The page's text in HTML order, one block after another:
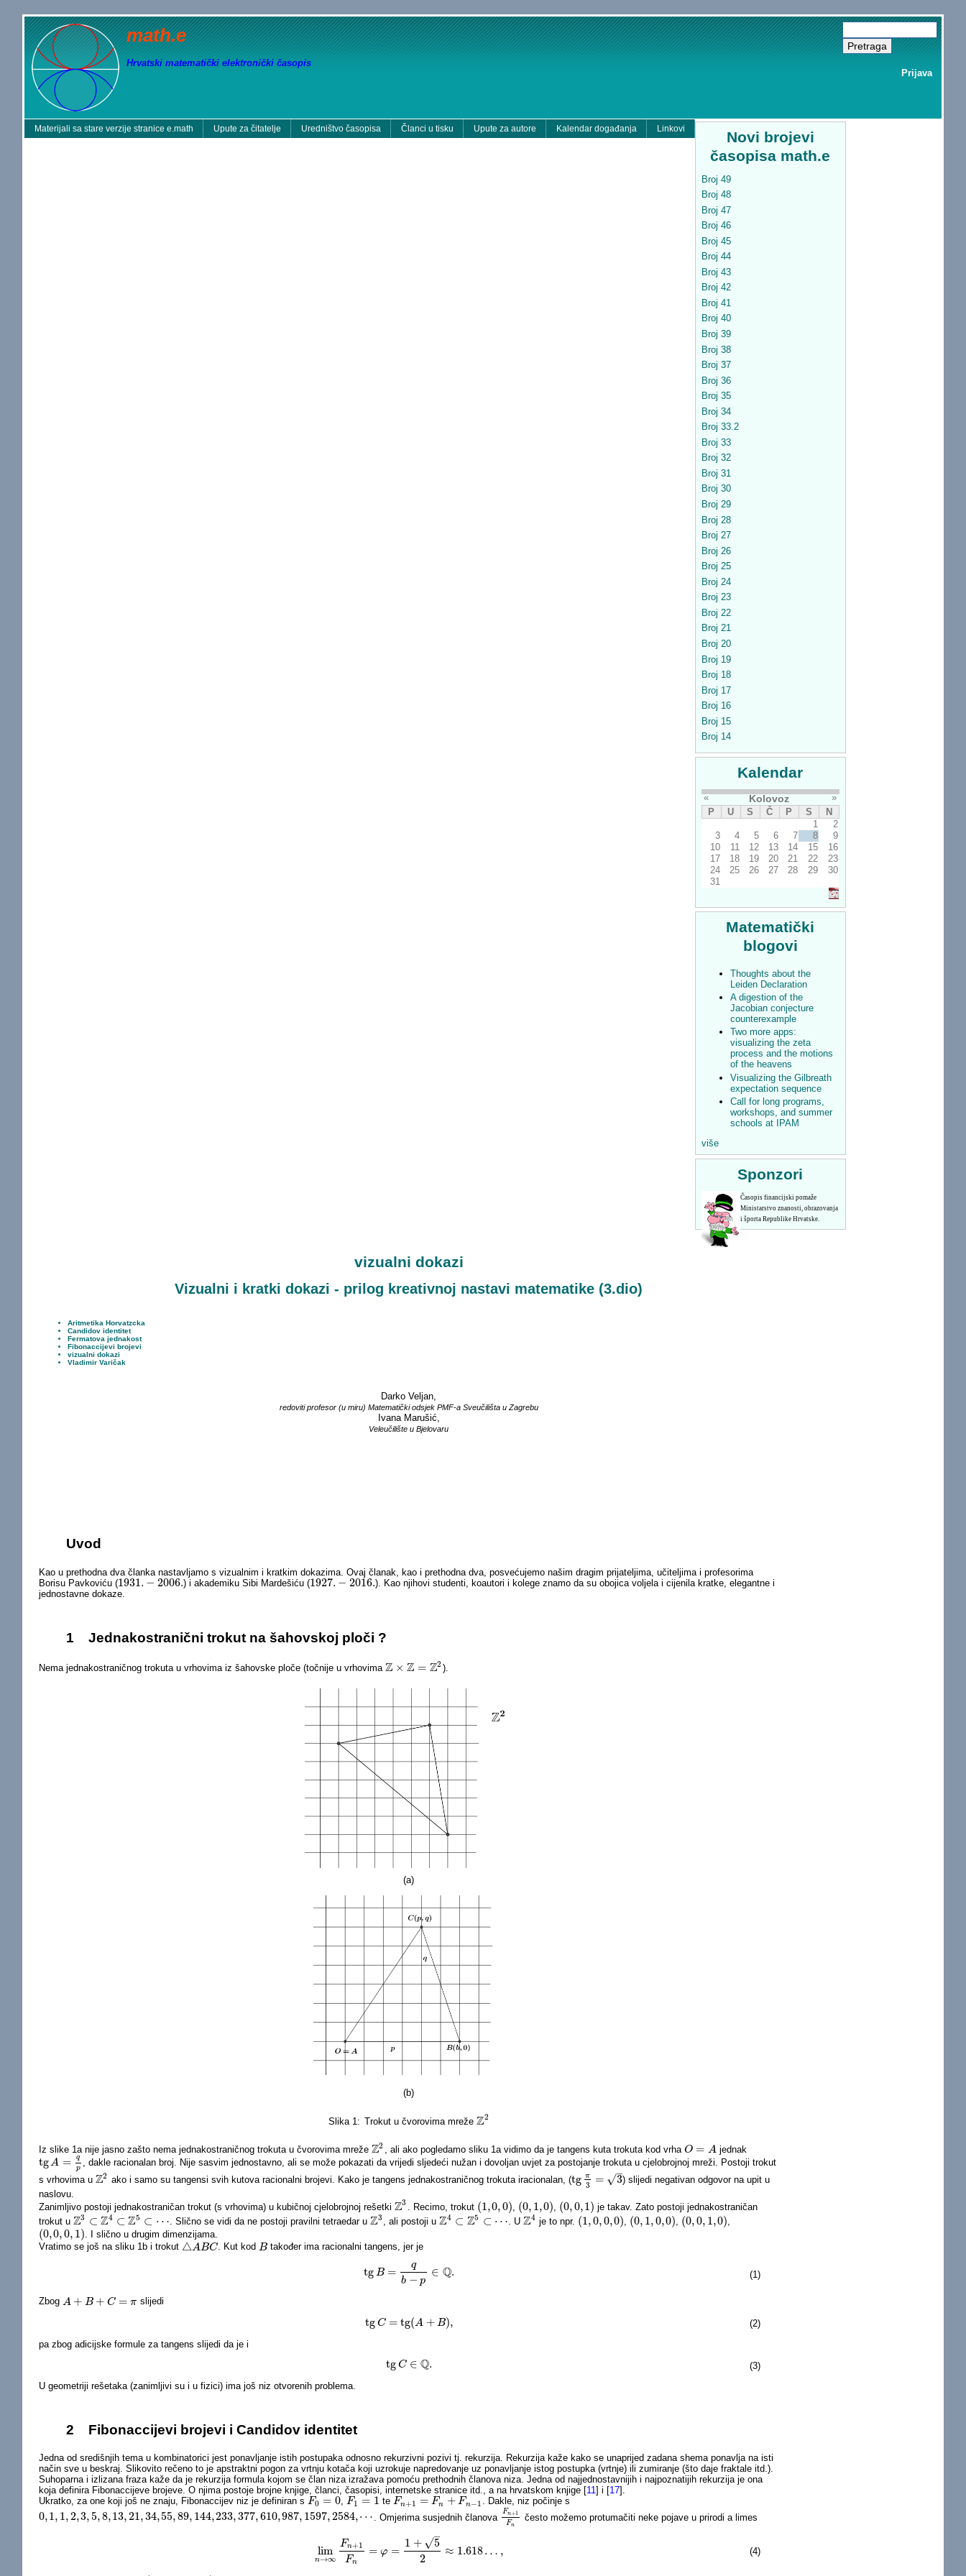
math.e
Hrvatski matematički elektronički časopis
Prijava
Materijali sa stare verzije stranice e.math Upute za čitatelje Uredništvo časopisa Članci u tisku Upute za autore Kalendar događanja Linkovi
Novi brojevi
časopisa math.e
Broj 49
Broj 48
Broj 47
Broj 46
Broj 45
Broj 44
Broj 43
Broj 42
Broj 41
Broj 40
Broj 39
Broj 38
Broj 37
Broj 36
Broj 35
Broj 34
Broj 33.2
Broj 33
Broj 32
Broj 31
Broj 30
Broj 29
Broj 28
Broj 27
Broj 26
Broj 25
Broj 24
Broj 23
Broj 22
Broj 21
Broj 20
Broj 19
Broj 18
Broj 17
Broj 16
Broj 15
Broj 14
Kalendar
« Kolovoz
»
P
U S Č P S
N
1
2
3
4 5 6 7 8
9
10
11 12 13 14 15
16
17
18 19 20 21 22
23
24
25 26 27 28 29
30
31
Matematički
blogovi
Thoughts about the
Leiden Declaration
A digestion of the
Jacobian conjecture
counterexample
Two more apps:
visualizing the zeta
process and the motions
of the heavens
Visualizing the Gilbreath
expectation sequence
Call for long programs,
workshops, and summer
schools at IPAM
više
Sponzori
Časopis financijski pomaže
Ministarstvo znanosti, obrazovanja
i športa Republike Hrvatske.
vizualni dokazi
Vizualni i kratki dokazi - prilog kreativnoj nastavi matematike (3.dio)
Aritmetika Horvatzcka
Candidov identitet
Fermatova jednakost
Fibonaccijevi brojevi
vizualni dokazi
Vladimir Varičak
Darko Veljan,
redoviti profesor (u miru) Matematički odsjek PMF-a Sveučilišta u Zagrebu
Ivana Marušić,
Veleučilište u Bjelovaru
Uvod
Kao u prethodna dva članka nastavljamo s vizualnim i kratkim dokazima. Ovaj članak, kao i prethodna dva, posvećujemo našim dragim prijateljima, učiteljima i profesorima
Borisu Pavkoviću (1931. − 2006.
1931.− 2006. ) i akademiku Sibi Mardešiću (1927. − 2016.
1927.− 2016.
). Kao njihovi studenti, koautori i kolege znamo da su obojica voljela i cijenila kratke, elegantne i
jednostavne dokaze.
1 Jednakostranični trokut na šahovskoj ploči ?
Nema jednakostraničnog trokuta u vrhovima iz šahovske ploče (točnije u vrhovima Z × Z = Z2
Z× Z=Z2 ).
(a)
(b)
Slika 1: Trokut u čvorovima mreže Z2
Z2
Iz slike 1a nije jasno zašto nema jednakostraničnog trokuta u čvorovima mreže Z2
Z2 , ali ako pogledamo sliku 1a vidimo da je tangens kuta trokuta kod vrha O = A
O=A jednak
tgA =
q
p
tgA=qp
, dakle racionalan broj. Nije sasvim jednostavno, ali se može pokazati da vrijedi sljedeći nužan i dovoljan uvjet za postojanje trokuta u cjelobrojnoj mreži. Postoji trokut
s vrhovima u Z2
Z2 ako i samo su tangensi svih kutova racionalni brojevi. Kako je tangens jednakostraničnog trokuta iracionalan, (tg π
3 = 3
–
√
tgπ3=3
) slijedi negativan odgovor na upit u
naslovu.
Zanimljivo postoji jednakostraničan trokut (s vrhovima) u kubičnoj cjelobrojnoj rešetki Z3
Z3 . Recimo, trokut (1,0,0)
(1,0,0 ) , (0, 1,0)
(0,1 ,0) , (0,0,1)
(0,0,1 )
je takav. Zato postoji jednakostraničan
trokut u Z3 ⊂ Z4 ⊂ Z5 ⊂ ⋯
Z3⊂Z 4⊂Z 5⊂⋯ . Slično se vidi da ne postoji pravilni tetraedar uZ3
Z3 , ali postoji uZ4 ⊂ Z5 ⊂ ⋯
Z4⊂Z 5⊂⋯ . UZ4
Z4 je to npr. (1,0,0,0)
( 1,0,0 ,0) , (0, 1,0,0)
(0,1,0 ,0) , (0,0, 1,0)
(0,0,1 ,0) ,
(0,0,0, 1)
(0,0,0 ,1)
. I slično u drugim dimenzijama.
Vratimo se još na sliku 1b i trokut △A BC
△ABC . Kut kod B
B također ima racionalni tangens, jer je
(1)
tg B =
q
b − p
∈ Q.
tg B= qb−p∈ Q.
Zbog A + B + C = π
A+B+C=π slijedi
(2)
tg C = tg(A + B),
tg C=tg(A+ B),
pa zbog adicijske formule za tangens slijedi da je i
(3)
tg C ∈ Q.
tgC ∈Q.
U geometriji rešetaka (zanimljivi su i u fizici) ima još niz otvorenih problema.
2 Fibonaccijevi brojevi i Candidov identitet
Jedna od središnjih tema u kombinatorici jest ponavljanje istih postupaka odnosno rekurzivni pozivi tj. rekurzija. Rekurzija kaže kako se unaprijed zadana shema ponavlja na isti
način sve u beskraj. Slikovito rečeno to je apstraktni pogon za vrtnju kotača koji uzrokuje napredovanje uz ponavljanje istog postupka (vrtnje) ili zumiranje (što daje fraktale itd.).
Suhoparna i izlizana fraza kaže da je rekurzija formula kojom se član niza izražava pomoću prethodnih članova niza. Jedna od najjednostavnijih i najpoznatijih rekurzija je ona
koja definira Fibonaccijeve brojeve. O njima postoje brojne knjige, članci, časopisi, internetske stranice itd., a na hrvatskom knjige [11] i [17] .
Ukratko, za one koji još ne znaju, Fibonaccijev niz je definiran s F0 = 0
F0=0 , F1 = 1
F1 =1 te Fn+1 = Fn + F n−1
Fn+1= Fn +Fn −1 . Dakle, niz počinje s
0,1, 1,2,3,5,8,13,21,34,55,89, 144,233,377,610,987, 1597,2584,⋯
0,1,1 ,2, 3,5,8 ,13,21,34,55,89,144, 233, 377,610,987,1597,2584,⋯ . Omjerima susjednih članova
Fn+1
Fn
Fn+1 Fn
često možemo protumačiti neke pojave u prirodi a limes
(4)
lim
n→∞
Fn+1
Fn
= φ =
1 + 5
–
√
2
≈ 1.618… ,
limn→∞Fn+1 Fn =φ=1+52≈ 1.618…,